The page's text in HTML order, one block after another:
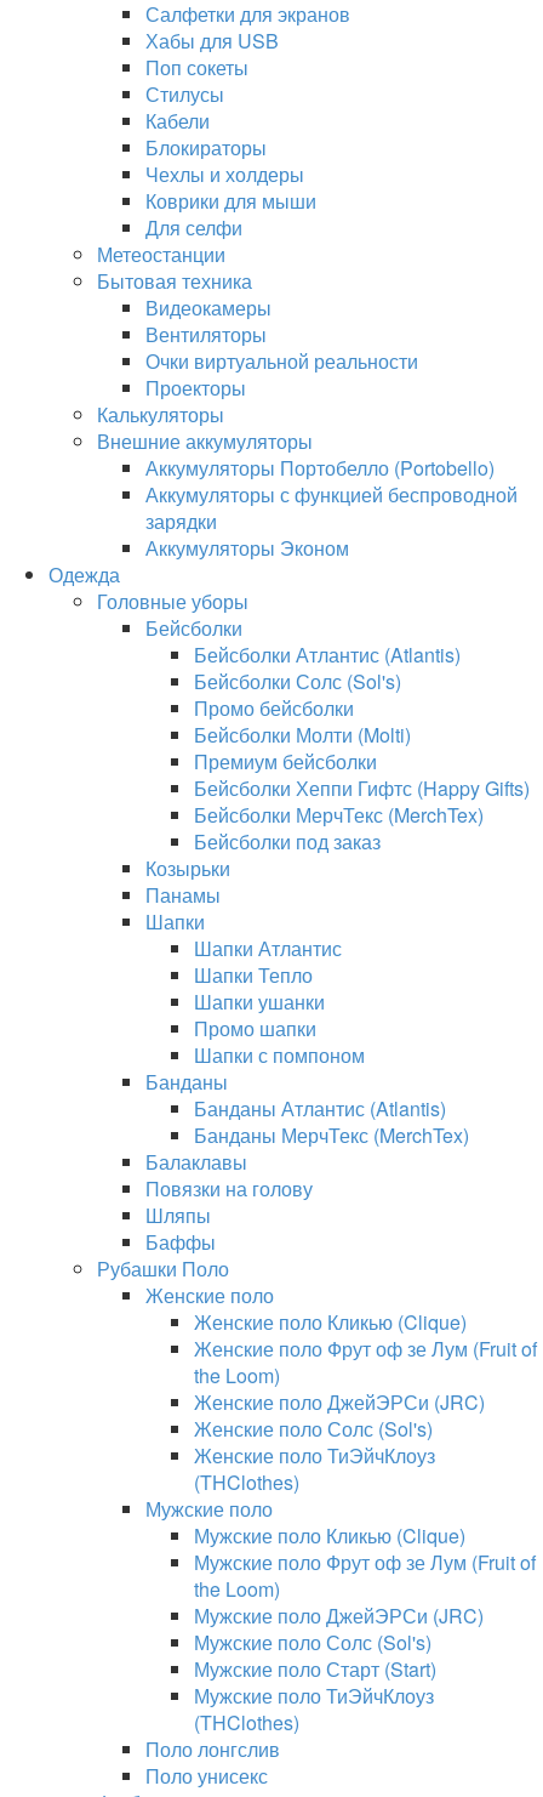
Салфетки для экранов
Хабы для USB
Поп сокеты
Стилусы
Кабели
Блокираторы
Чехлы и холдеры
Коврики для мыши
Для селфи
Метеостанции
Бытовая техника
Видеокамеры
Вентиляторы
Очки виртуальной реальности
Проекторы
Калькуляторы
Внешние аккумуляторы
Аккумуляторы Портобелло (Portobello)
Аккумуляторы с функцией беспроводной
зарядки
Аккумуляторы Эконом
Одежда
Головные уборы
Бейсболки
Бейсболки Атлантис (Atlantis)
Бейсболки Солс (Sol's)
Промо бейсболки
Бейсболки Молти (Molti)
Премиум бейсболки
Бейсболки Хеппи Гифтс (Happy Gifts)
Бейсболки МерчТекс (MerchTex)
Бейсболки под заказ
Козырьки
Панамы
Шапки
Шапки Атлантис
Шапки Тепло
Шапки ушанки
Промо шапки
Шапки с помпоном
Банданы
Банданы Атлантис (Atlantis)
Банданы МерчТекс (MerchTex)
Балаклавы
Повязки на голову
Шляпы
Баффы
Рубашки Поло
Женские поло
Женские поло Кликью (Clique)
Женские поло Фрут оф зе Лум (Fruit of
the Loom)
Женские поло ДжейЭРСи (JRC)
Женские поло Солс (Sol's)
Женские поло ТиЭйчКлоуз
(THClothes)
Мужские поло
Мужские поло Кликью (Clique)
Мужские поло Фрут оф зе Лум (Fruit of
the Loom)
Мужские поло ДжейЭРСи (JRC)
Мужские поло Солс (Sol's)
Мужские поло Старт (Start)
Мужские поло ТиЭйчКлоуз
(THClothes)
Поло лонгслив
Поло унисекс